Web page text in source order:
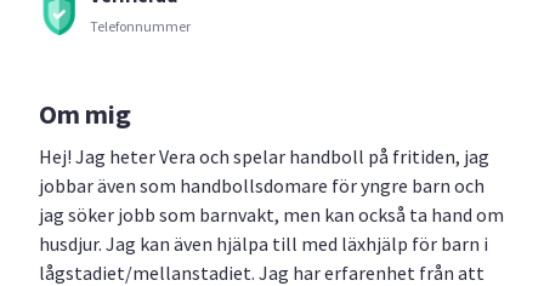
Telefonnummer
Om mig
Hej! Jag heter Vera och spelar handboll på fritiden, jag
jobbar även som handbollsdomare för yngre barn och
jag söker jobb som barnvakt, men kan också ta hand om
husdjur. Jag kan även hjälpa till med läxhjälp för barn i
lågstadiet/mellanstadiet. Jag har erfarenhet från att